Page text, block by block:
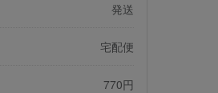
発送
宅配便
770円